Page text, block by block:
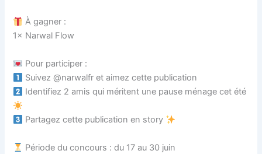
À gagner :
1× Narwal Flow
Pour participer :
Suivez @narwalfr et aimez cette publication
Identifiez 2 amis qui méritent une pause ménage cet été
Partagez cette publication en story
Période du concours : du 17 au 30 juin